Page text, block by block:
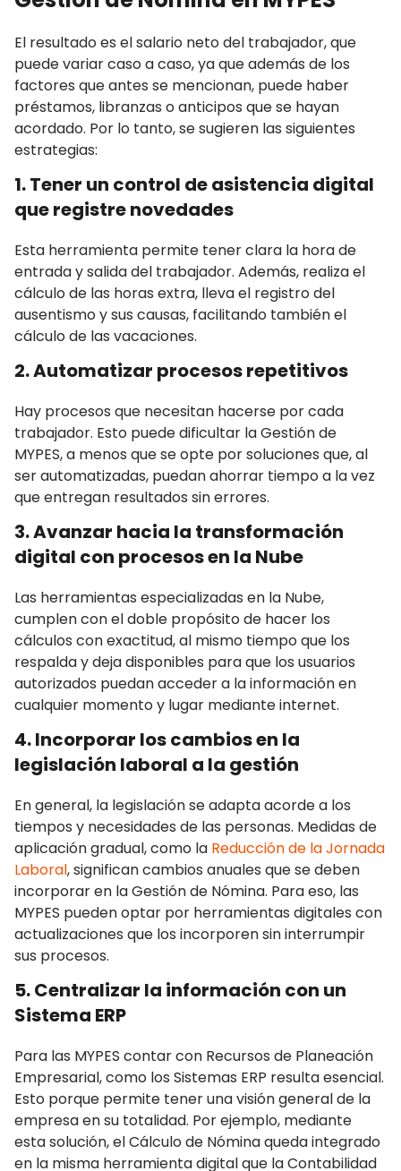
El resultado es el salario neto del trabajador, que
puede variar caso a caso, ya que además de los
factores que antes se mencionan, puede haber
préstamos, libranzas o anticipos que se hayan
acordado. Por lo tanto, se sugieren las siguientes
estrategias:
1. Tener un control de asistencia digital
que registre novedades
Esta herramienta permite tener clara la hora de
entrada y salida del trabajador. Además, realiza el
cálculo de las horas extra, lleva el registro del
ausentismo y sus causas, facilitando también el
cálculo de las vacaciones.
2. Automatizar procesos repetitivos
Hay procesos que necesitan hacerse por cada
trabajador. Esto puede dificultar laGestión de
MYPES, a menos que se opte por soluciones que, al
ser automatizadas, puedan ahorrar tiempo a la vez
que entregan resultados sin errores.
3. Avanzar hacia la transformación
digital con procesos en la Nube
Las herramientas especializadas en la Nube,
cumplen con el doble propósito de hacer los
cálculos con exactitud, al mismo tiempo que los
respalda y deja disponibles para que los usuarios
autorizados puedan acceder a la información en
cualquier momento y lugar mediante internet.
4. Incorporar los cambios en la
legislación laboral a la gestión
En general, la legislación se adapta acorde a los
tiempos y necesidades de las personas. Medidas de
aplicación gradual, como la Reducción de la Jornada
Laboral, significan cambios anuales que se deben
incorporar en la Gestión de Nómina. Para eso, las
MYPES pueden optar por herramientas digitales con
actualizaciones que los incorporen sin interrumpir
sus procesos.
5. Centralizar la información con un
Sistema ERP
Para las MYPES contar con Recursos de Planeación
Empresarial, como los Sistemas ERP resulta esencial.
Esto porque permite tener una visión general de la
empresa en su totalidad. Por ejemplo, mediante
esta solución, el Cálculo de Nómina queda integrado
en la misma herramienta digital que la Contabilidad